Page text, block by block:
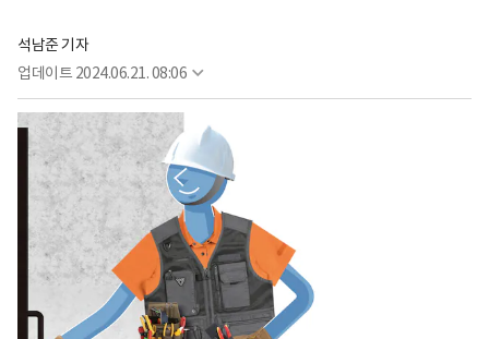
석남준 기자
업데이트 2024.06.21. 08:06